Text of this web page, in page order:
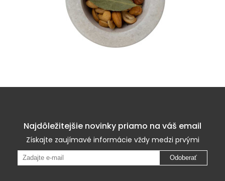
Najdôležitejšie novinky priamo na váš email
Získajte zaujímavé informácie vždy medzi prvými
Odoberať